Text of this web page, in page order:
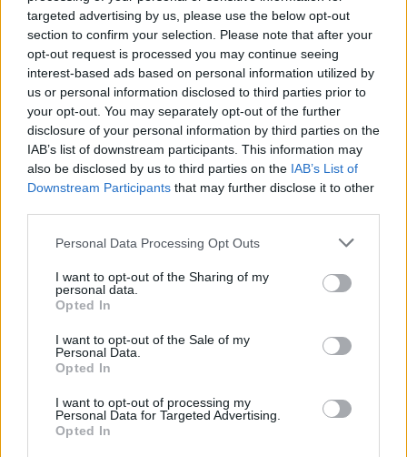
targeted advertising by us, please use the below opt-out
section to confirm your selection. Please note that after your
opt-out request is processed you may continue seeing
interest-based ads based on personal information utilized by
us or personal information disclosed to third parties prior to
your opt-out. You may separately opt-out of the further
disclosure of your personal information by third parties on the
IAB’s list of downstream participants. This information may
also be disclosed by us to third parties on the IAB’s List of
Downstream Participants that may further disclose it to other
Personal Data Processing Opt Outs
I want to opt-out of the Sharing of my
personal data.
Opted In
I want to opt-out of the Sale of my
Personal Data.
Opted In
I want to opt-out of processing my
Personal Data for Targeted Advertising.
Opted In
Kard. Sarah: Obrzędów nie można arbitralnie znosić